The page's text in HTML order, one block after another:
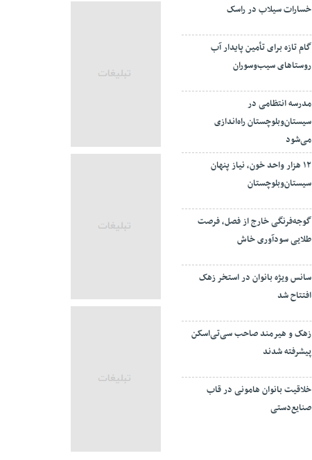
خسارات سیلاب در راسک
گام تازه برای تأمین پایدار آب
روستاهای سیب‌وسوران
مدرسه انتظامی در
سیستان‌وبلوچستان راه‌اندازی
می‌شود
۱۲ هزار واحد خون، نیاز پنهان
سیستان‌وبلوچستان
گوجه‌فرنگی خارج از فصل، فرصت
طلایی سودآوری خاش
سانس ویژه بانوان در استخر زهک
افتتاح شد
زهک و هیرمند صاحب سی‌تی‌اسکن
پیشرفته شدند
خلاقیت بانوان هامونی در قاب
صنایع‌دستی